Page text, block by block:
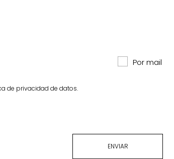
Por mail
de privacidad de datos.